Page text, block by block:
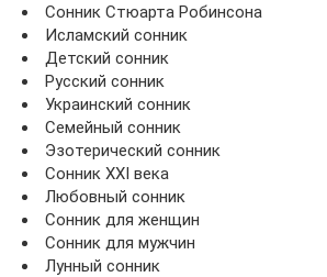
Сонник Стюарта Робинсона
Исламский сонник
Детский сонник
Русский сонник
Украинский сонник
Семейный сонник
Эзотерический сонник
Сонник XXI века
Любовный сонник
Сонник для женщин
Сонник для мужчин
Лунный сонник